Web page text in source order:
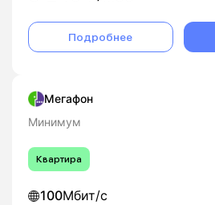
Подробнее
Мегафон
Минимум
Квартира
100Мбит/с